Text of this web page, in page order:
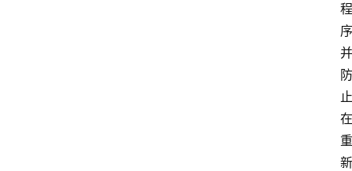
程
序
并
防
止
在
重
新